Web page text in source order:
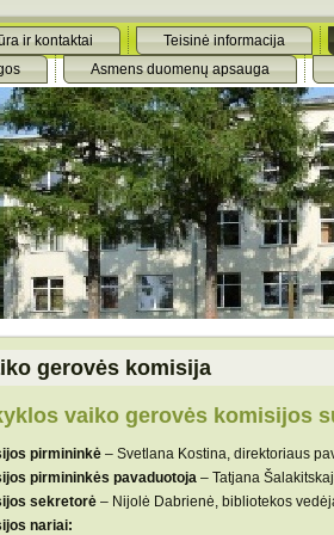
ir kontaktai Teisinė informacija
Asmens duomenų apsauga
gerovės komisija
vaiko gerovės komisijos
pirmininkė – Svetlana Kostina, direktoriaus
pirmininkės pavaduotoja – Tatjana
sekretorė – Nijolė Dabrienė, bibliotekos
nariai: